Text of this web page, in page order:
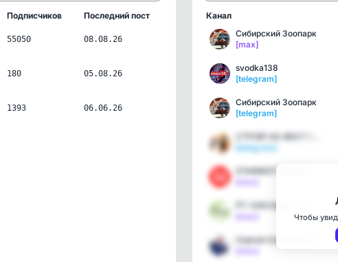
Подписчиков
Последний пост
55050 08.08.26
180 05.08.26
1393 06.06.26
Канал
Сибирский Зоопарк
[max]
svodka138
[telegram]
Сибирский Зоопарк
[telegram]
[telegram]
STARMOTORS.BIZ
РТ-НЭО Иркутск
[max]
Чтобы